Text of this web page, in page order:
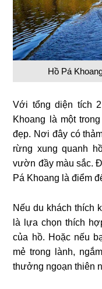
Hồ Pá
Với tổng diện tích
Khoang là một
đẹp. Nơi đây có
rừng xung quanh
vườn đầy màu sắc.
Pá Khoang là điểm
Nếu du khách thích
là lựa chọn thích
của hồ. Hoặc nếu
mẻ trong lành,
thưởng ngoạn thiên